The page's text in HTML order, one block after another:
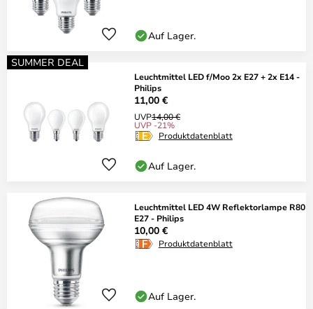
Auf Lager.
SUMMER DEAL
Leuchtmittel LED f/Moo 2x E27 + 2x E14 -
Philips
11,00 €
UVP14,00 €
UVP -21%
Produktdatenblatt
Auf Lager.
Leuchtmittel LED 4W Reflektorlampe R80
E27 - Philips
10,00 €
Produktdatenblatt
Auf Lager.